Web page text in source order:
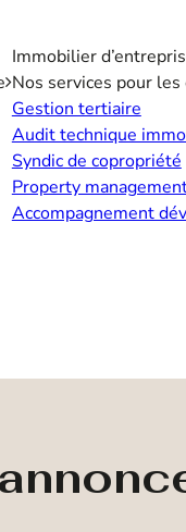
Immobilier
Nos services pour
Gestion tertiaire
Audit technique
Syndic de copropriété
Property
Accompagnement